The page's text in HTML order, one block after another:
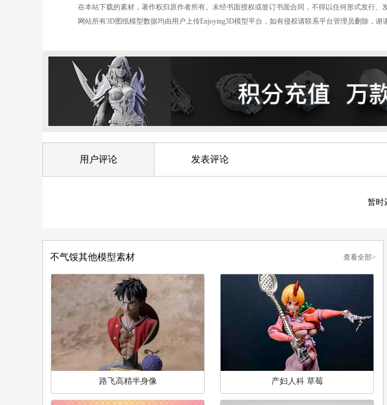
在本站下载的素材，著作权归原作者所有。未经书面授权或签订书面合同，不得以任何形式发行、
网站所有3D图纸模型数据均由用户上传Enjoying3D模型平台，如有侵权请联系平台管理员删除，谢
用户评论 发表评论
暂时
不气馁其他模型素材 查看全部>
路飞高精半身像 产妇人科 草莓